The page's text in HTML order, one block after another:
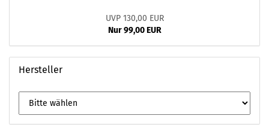
UVP 130,00 EUR
Nur 99,00 EUR
Hersteller